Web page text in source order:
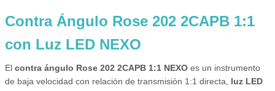
Contra Ángulo Rose 202 2CAPB 1:1
con Luz LED NEXO
El contra ángulo Rose 202 2CAPB 1:1 NEXO es un instrumento
de baja velocidad con relación de transmisión 1:1 directa, luz LED